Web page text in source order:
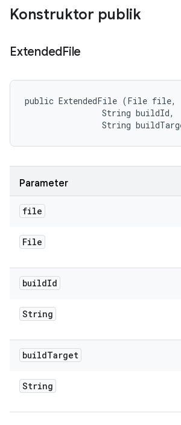
Konstruktor publik
ExtendedFile
public ExtendedFile (File file,
                String buildId,
String
Parameter
file
File
buildId
String
buildTarget
String